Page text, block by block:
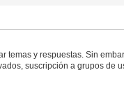
y respuestas. Sin
suscripción a grupos de